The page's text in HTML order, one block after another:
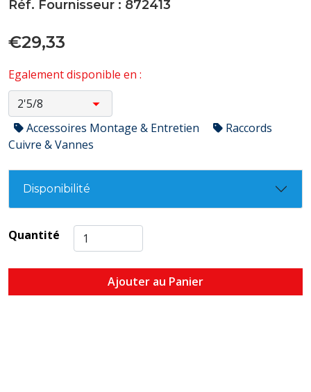
Réf. Fournisseur : 872413
€29,33
Egalement disponible en :
Accessoires Montage & Entretien
Raccords
Cuivre & Vannes
Disponibilité
Quantité
Ajouter au Panier